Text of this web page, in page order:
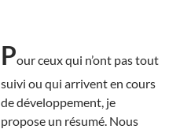
Pour ceux qui n’ont pas tout
suivi ou qui arrivent en cours
de développement, je
propose un résumé. Nous